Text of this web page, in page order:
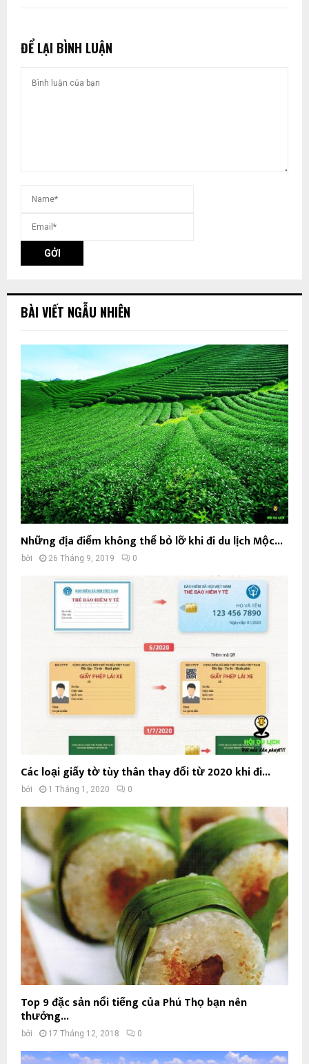
ĐỂ LẠI BÌNH LUẬN
BÀI VIẾT NGẪU NHIÊN
Những địa điểm không thể bỏ lỡ khi đi du lịch Mộc...
bởi 26 Tháng 9, 2019 0
Các loại giấy tờ tùy thân thay đổi từ 2020 khi đi...
bởi 1 Tháng 1, 2020 0
Top 9 đặc sản nổi tiếng của Phú Thọ bạn nên
thưởng...
bởi 17 Tháng 12, 2018 0